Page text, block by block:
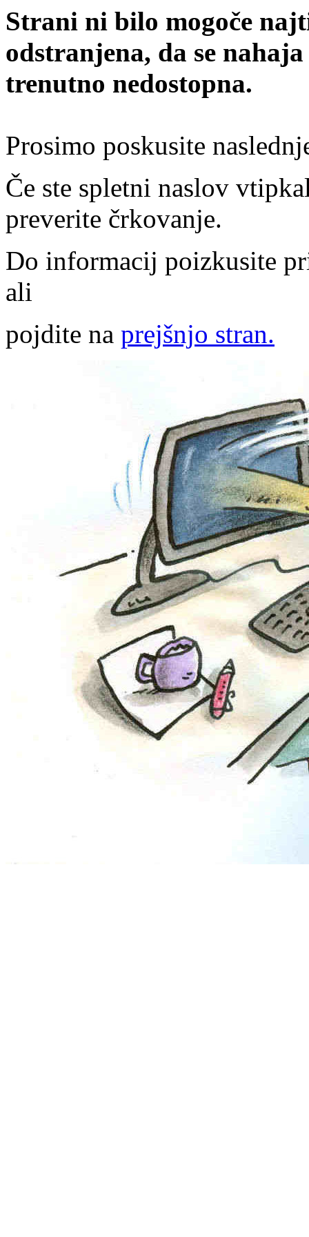
Strani ni bilo mogoče
odstranjena, da se
trenutno nedostopna.
Prosimo poskusite
Če ste spletni naslov
preverite črkovanje.
Do informacij poizkusite
ali
pojdite na prejšnjo stran.